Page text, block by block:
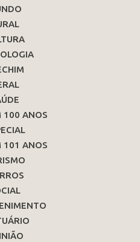
100 ANOS
101 ANOS